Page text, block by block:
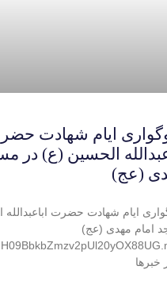
ایام شهادت
الحسین (ع) در
(عج)
ایام شهادت حضرت اباعبدالله
امام مهدی (عج)
خبرها